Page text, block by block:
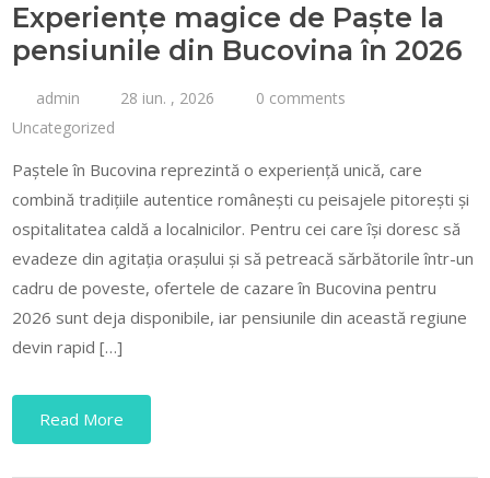
Experiențe magice de Paște la
pensiunile din Bucovina în 2026
admin 28 iun. , 2026
0 comments
Uncategorized
Paștele în Bucovina reprezintă o experiență unică, care
combină tradițiile autentice românești cu peisajele pitorești și
ospitalitatea caldă a localnicilor. Pentru cei care își doresc să
evadeze din agitația orașului și să petreacă sărbătorile într-un
cadru de poveste, ofertele de cazare în Bucovina pentru
2026 sunt deja disponibile, iar pensiunile din această regiune
devin rapid […]
Read More